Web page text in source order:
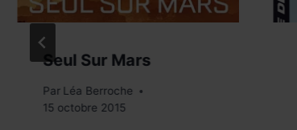
Seul Sur Mars
Par Léa Berroche
15 octobre 2015